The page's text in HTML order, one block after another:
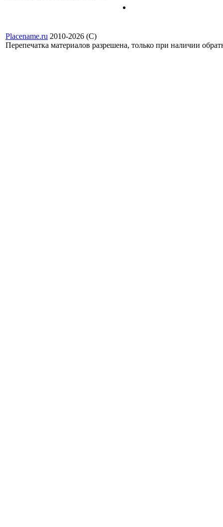
Placename.ru 2010-2026 (С)
Перепечатка материалов разрешена, только при наличии